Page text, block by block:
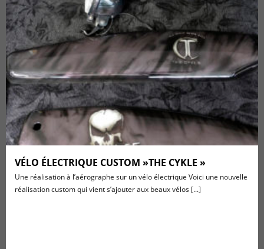
VÉLO ÉLECTRIQUE CUSTOM »THE CYKLE »
Une réalisation à l’aérographe sur un vélo électrique Voici une nouvelle
réalisation custom qui vient s’ajouter aux beaux vélos [...]